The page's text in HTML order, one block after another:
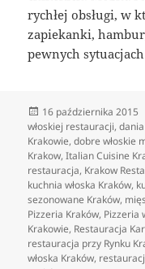
rychłej obsługi, w
zapiekanki,
pewnych
Data
publikacji
16 października 2015
włoskiej restauracji,
Krakowie,dobre włoskie
Krakow,Italian Cuisine
restauracja, Krakow
kuchnia włoska Kraków,
sezonowane Kraków,
Pizzeria Kraków, Pizzeria
Krakowie, Restauracja
restauracja przy Rynku
włoska Kraków,